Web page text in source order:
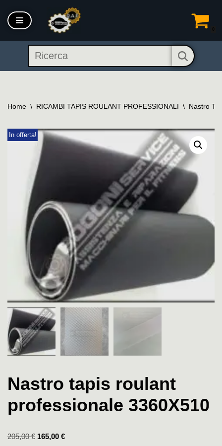
Vai
contenuto
Home \ RICAMBI TAPIS ROULANT PROFESSIONALI \ Nastro
In offerta!
Nastro tapis roulant
professionale 3360X510
205,00€ 165,00 €